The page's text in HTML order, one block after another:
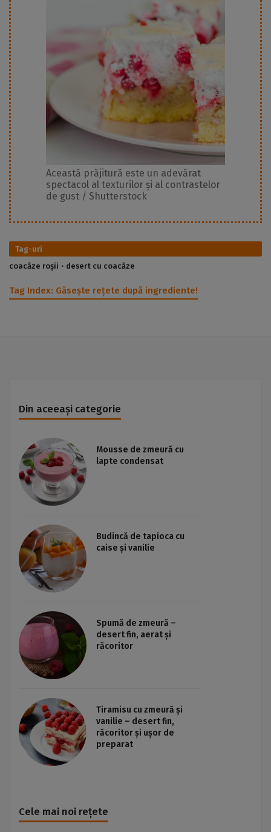
Această prăjitură este un adevărat
spectacol al texturilor și al contrastelor
de gust / Shutterstock
Tag-uri
coacăze roșii
desert cu coacăze
Tag Index: Găsește rețete după ingrediente!
Din aceeași categorie
Mousse de zmeură cu
lapte condensat
Budincă de tapioca cu
caise și vanilie
Spumă de zmeură –
desert fin, aerat și
răcoritor
Tiramisu cu zmeură și
vanilie – desert fin,
răcoritor și ușor de
preparat
Cele mai noi rețete